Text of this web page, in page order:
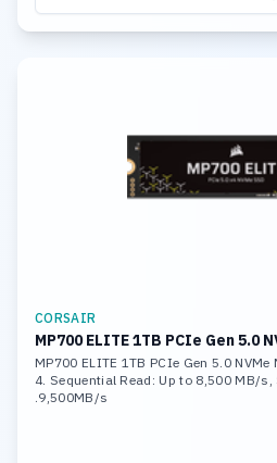
CORSAIR
MP700 ELITE 1TB PCIe Gen 5.0
MP700 ELITE 1TB PCIe Gen 5.0
4. Sequential Read: Up to 8,500 MB/
9,500MB/s.